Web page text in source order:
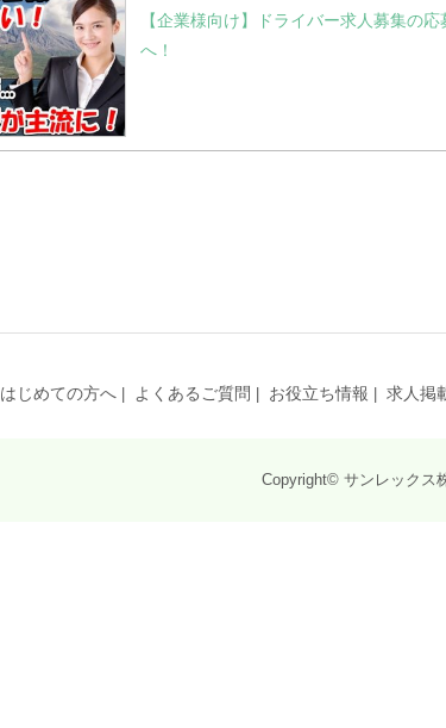
【企業様向け】ドライバー求人募集の
へ！
はじめての方へ よくあるご質問 お役立ち情報 求人掲
Copyright© サンレックス